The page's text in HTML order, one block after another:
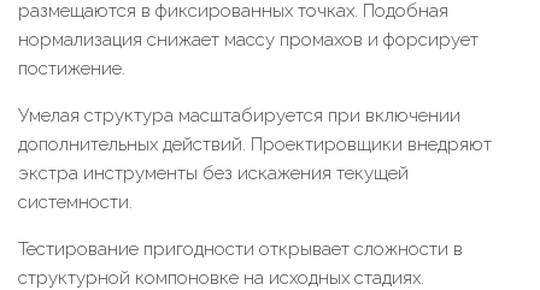
размещаются в фиксированных точках. Подобная
нормализация снижает массу промахов и форсирует
постижение.
Умелая структура масштабируется при включении
дополнительных действий. Проектировщики внедряют
экстра инструменты без искажения текущей
системности.
Тестирование пригодности открывает сложности в
структурной компоновке на исходных стадиях.